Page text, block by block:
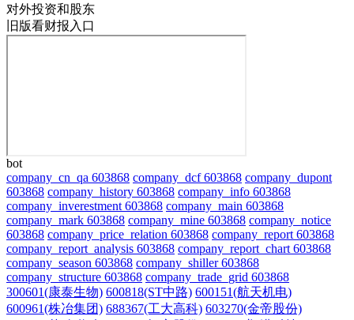
对外投资和股东
旧版看财报入口
bot
company_cn_qa 603868 company_dcf 603868 company_dupont
603868 company_history 603868 company_info 603868
company_inverestment 603868 company_main 603868
company_mark 603868 company_mine 603868 company_notice
603868 company_price_relation 603868 company_report 603868
company_report_analysis 603868 company_report_chart 603868
company_season 603868 company_shiller 603868
company_structure 603868 company_trade_grid 603868
300601(康泰生物) 600818(ST中路) 600151(航天机电)
600961(株冶集团) 688367(工大高科) 603270(金帝股份)